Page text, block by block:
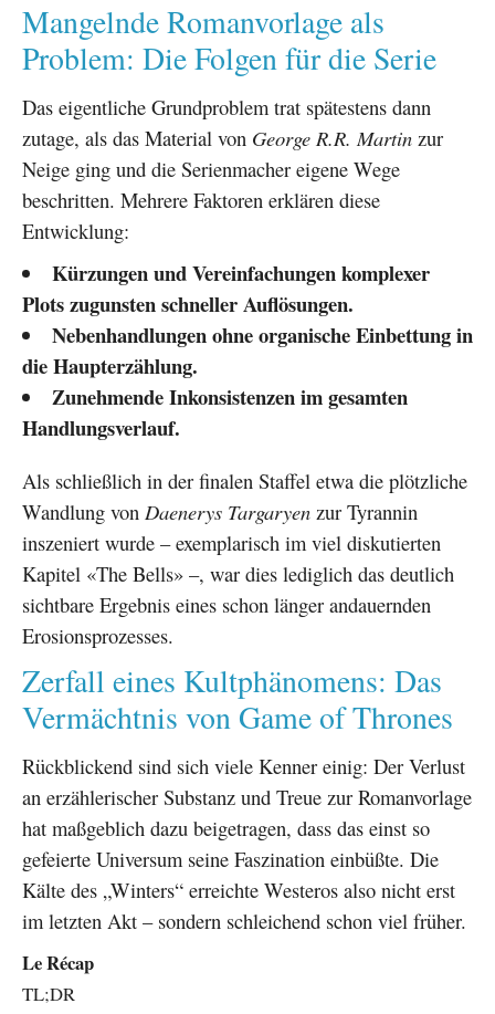
Mangelnde Romanvorlage als
Problem: Die Folgen für die Serie
Das eigentliche Grundproblem trat spätestens dann
zutage, als das Material von George R.R. Martin zur
Neige ging und die Serienmacher eigene Wege
beschritten. Mehrere Faktoren erklären diese
Entwicklung:
Kürzungen und Vereinfachungen komplexer
Plots zugunsten schneller Auflösungen.
Nebenhandlungen ohne organische Einbettung in
die Haupterzählung.
Zunehmende Inkonsistenzen im gesamten
Handlungsverlauf.
Als schließlich in der finalen Staffel etwa die plötzliche
Wandlung von Daenerys Targaryen zur Tyrannin
inszeniert wurde – exemplarisch im viel diskutierten
Kapitel «The Bells» –, war dies lediglich das deutlich
sichtbare Ergebnis eines schon länger andauernden
Erosionsprozesses.
Zerfall eines Kultphänomens: Das
Vermächtnis von Game of Thrones
Rückblickend sind sich viele Kenner einig: Der Verlust
an erzählerischer Substanz und Treue zur Romanvorlage
hat maßgeblich dazu beigetragen, dass das einst so
gefeierte Universum seine Faszination einbüßte. Die
Kälte des „Winters“ erreichte Westeros also nicht erst
im letzten Akt – sondern schleichend schon viel früher.
Le Récap
TL;DR